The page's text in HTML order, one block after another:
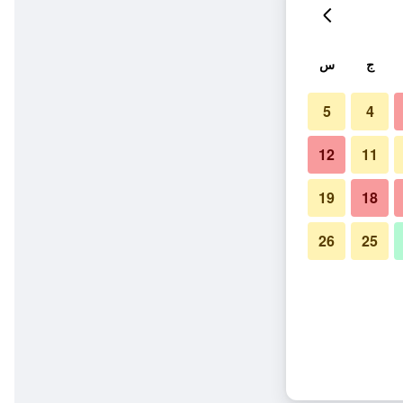
ج س
4
5
11
12
18
19
25
26